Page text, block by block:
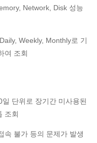
Network, Disk 성능
Weekly, Monthly로 기
여 조회
단위로 장기간 미사용된
조회
속 불가 등의 문제가 발생